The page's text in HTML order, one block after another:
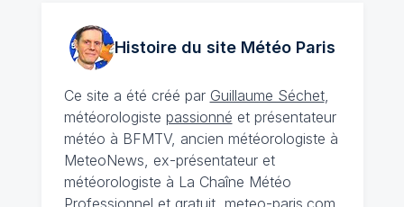
Histoire du site MétéoParis
Ce site a été créé par Guillaume Séchet,
météorologiste passionné et présentateur
météo à BFMTV, ancien météorologiste à
MeteoNews, ex-présentateur et
météorologiste à La Chaîne Météo